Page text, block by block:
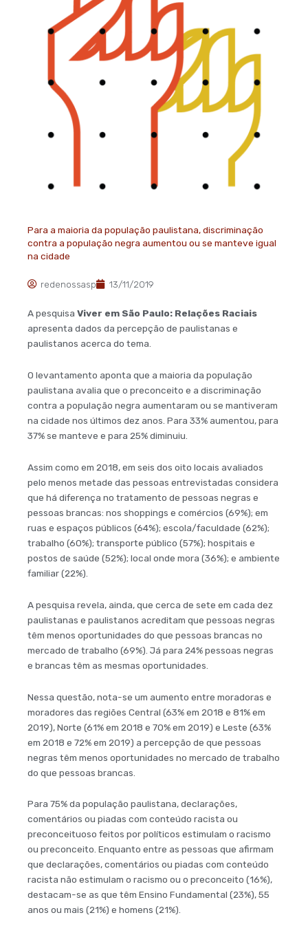
Para a maioria da população paulistana, discriminação
contra a população negra aumentou ou se manteve igual
na cidade
redenossasp 13/11/2019
A pesquisa Viver em São Paulo: Relações Raciais
apresenta dados da percepção de paulistanas e
paulistanos acerca do tema.
O levantamento aponta que a maioria da população
paulistana avalia que o preconceito e a discriminação
contra a população negra aumentaram ou se mantiveram
na cidade nos últimos dez anos. Para 33% aumentou, para
37% se manteve e para 25% diminuiu.
Assim como em 2018, em seis dos oito locais avaliados
pelo menos metade das pessoas entrevistadas considera
que há diferença no tratamento de pessoas negras e
pessoas brancas: nos shoppings e comércios (69%); em
ruas e espaços públicos (64%); escola/faculdade (62%);
trabalho (60%); transporte público (57%); hospitais e
postos de saúde (52%); local onde mora (36%); e ambiente
familiar (22%).
A pesquisa revela, ainda, que cerca de sete em cada dez
paulistanas e paulistanos acreditam que pessoas negras
têm menos oportunidades do que pessoas brancas no
mercado de trabalho (69%). Já para 24% pessoas negras
e brancas têm as mesmas oportunidades.
Nessa questão, nota-se um aumento entre moradoras e
moradores das regiões Central (63% em 2018 e 81% em
2019), Norte (61% em 2018 e 70% em 2019) e Leste (63%
em 2018 e 72% em 2019) a percepção de que pessoas
negras têm menos oportunidades no mercado de trabalho
do que pessoas brancas.
Para 75% da população paulistana, declarações,
comentários ou piadas com conteúdo racista ou
preconceituoso feitos por políticos estimulam o racismo
ou preconceito. Enquanto entre as pessoas que afirmam
que declarações, comentários ou piadas com conteúdo
racista não estimulam o racismo ou o preconceito (16%),
destacam-se as que têm Ensino Fundamental (23%), 55
anos ou mais (21%) e homens (21%).